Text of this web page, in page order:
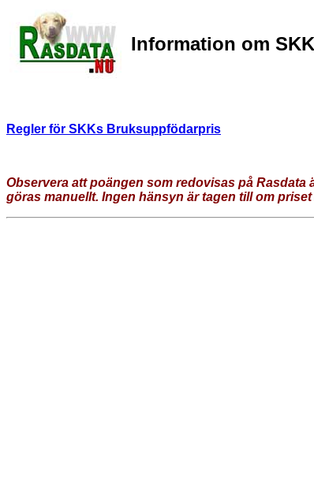
Information om
Regler för SKKs Bruksuppfödarpris
Observera att poängen som redovisas på
göras manuellt. Ingen hänsyn är tagen till om